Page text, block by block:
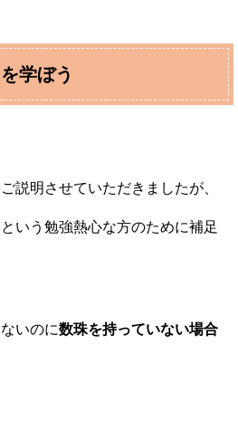
学ぼう
説明させていただきましたが、
いう勉強熱心な方のために補足
いのに数珠を持っていない場合